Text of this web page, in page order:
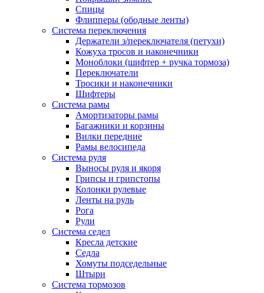
Спицы
Флипперы (ободные ленты)
Система переключения
Держатели з/переключателя (петухи)
Кожуха тросов и наконечники
Моноблоки (шифтер + ручка тормоза)
Переключатели
Тросики и наконечники
Шифтеры
Система рамы
Амортизаторы рамы
Багажники и корзины
Вилки передние
Рамы велосипеда
Система руля
Выносы руля и якоря
Грипсы и грипстопы
Колонки рулевые
Ленты на руль
Рога
Рули
Система седел
Кресла детские
Седла
Хомуты подседельные
Штыри
Система тормозов